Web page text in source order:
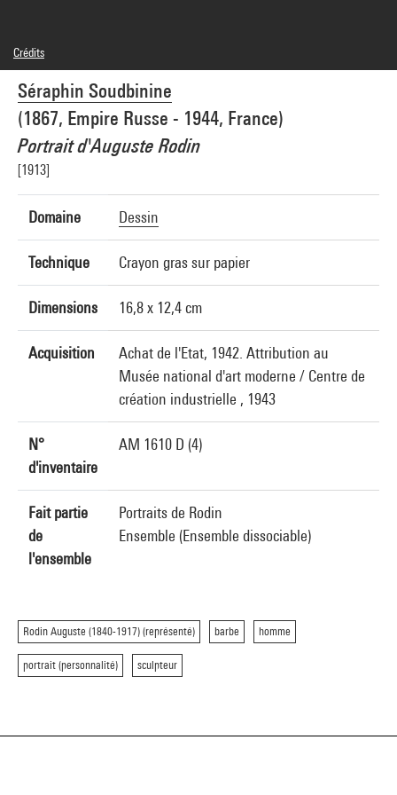
Séraphin Soudbinine
(1867, Empire Russe - 1944, France)
Portrait d'Auguste Rodin
[1913]
Domaine Dessin
Technique Crayon gras sur papier
Dimensions 16,8 x 12,4 cm
Acquisition
Achat de l'Etat, 1942. Attribution au
Musée national d'art moderne / Centre de
création industrielle , 1943
N°
d'inventaire
AM 1610 D (4)
Fait partie
de
l'ensemble
Portraits de Rodin
Ensemble (Ensemble dissociable)
Rodin Auguste (1840-1917) (représenté) barbe homme
portrait (personnalité) sculpteur
Crédits
Domaine public
Crédit photographique : Centre Pompidou, MNAM-CCI/Philippe Migeat/Dist.
GrandPalaisRmn
Réf. image : 4N67569